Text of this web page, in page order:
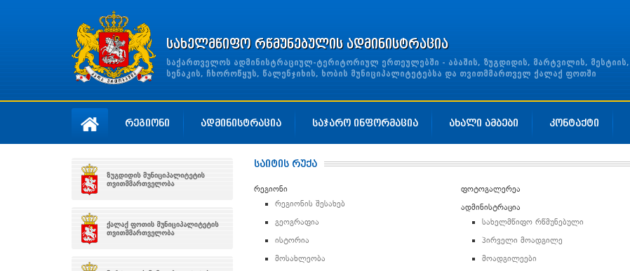
სახელმწიფო რწმუნებულის ადმინისტრაცია
საქართველოს ადმინისტრაციულ-ტერიტორიულ ერთეულებში - აბაშის, ზუგდიდის, მარტვილის, მესტიის,
სენაკის, ჩხოროწყუს, წალენჯიხის, ხობის მუნიციპალიტეტებსა და თვითმმართველ ქალაქ ფოთში
რეგიონი ადმინისტრაცია საჯარო ინფორმაცია ახალი ამბები კონტაქტი
საიტის რუქა
რეგიონი
რეგიონის შესახებ
გეოგრაფია
ისტორია
მოსახლეობა
ფოტოგალერეა
ადმინისტრაცია
სახელმწიფო რწმუნებული
პირველი მოადგილე
მოადგილეები